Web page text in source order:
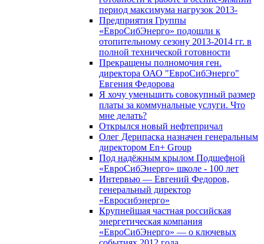
период максимума нагрузок 2013-
Предприятия Группы
«ЕвроСибЭнерго» подошли к
отопительному сезону 2013-2014 гг. в
полной технической готовности
Прекращены полномочия ген.
директора ОАО "ЕвроСибЭнерго"
Евгения Федорова
Я хочу уменьшить совокупный размер
платы за коммунальные услуги. Что
мне делать?
Открылся новый нефтепричал
Олег Дерипаска назначен генеральным
директором En+ Group
Под надёжным крылом Подшефной
«ЕвроСибЭнерго» школе - 100 лет
Интервью — Евгений Федоров,
генеральный директор
«Евросибэнерго»
Крупнейшая частная российская
энергетическая компания
«ЕвроСибЭнерго» — о ключевых